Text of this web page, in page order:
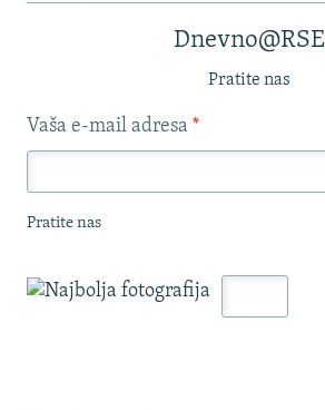
Dnevno@RSE
Pratite nas
Vaša e-mail adresa *
Pratite nas